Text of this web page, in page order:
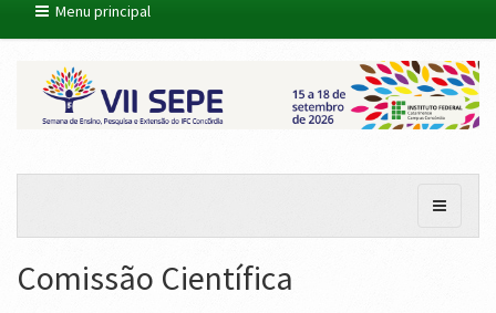
Menu principal
Comissão Científica